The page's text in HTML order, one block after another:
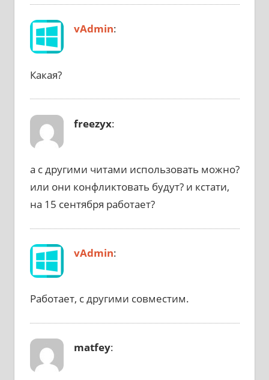
vAdmin:
Какая?
freezyx:
а с другими читами использовать можно?
или они конфликтовать будут? и кстати,
на 15 сентября работает?
vAdmin:
Работает, с другими совместим.
matfey: